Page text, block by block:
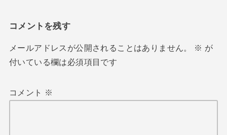
コメントを残す
メールアドレスが公開されることはありません。 ※ が
付いている欄は必須項目です
コメント ※